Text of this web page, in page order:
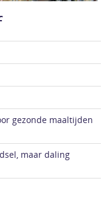
gezonde maaltijden
maar daling